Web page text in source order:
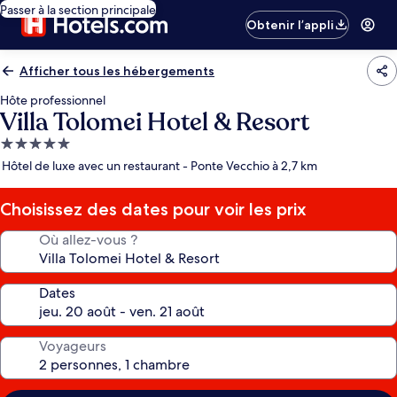
Passer à la section principale
Obtenir l’appli
Afficher tous les hébergements
Hôte professionnel
Villa Tolomei Hotel & Resort
Hébergement
5.0 étoiles
Hôtel de luxe avec un restaurant - Ponte Vecchio à 2,7 km
Choisissez des dates pour voir les prix
Où allez-vous ?
Dates
Voyageurs